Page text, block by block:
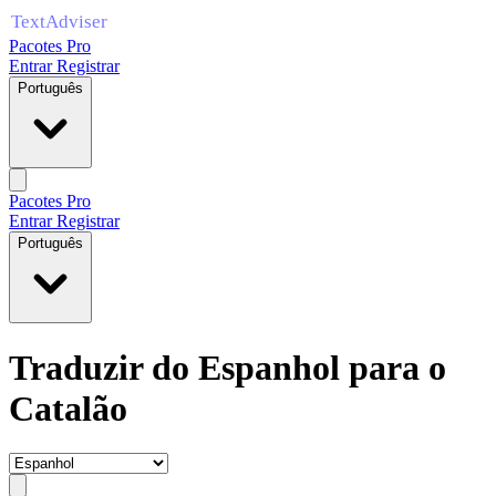
Pacotes Pro
EntrarRegistrar
Português
Pacotes Pro
EntrarRegistrar
Português
Traduzir do Espanhol para o
Catalão